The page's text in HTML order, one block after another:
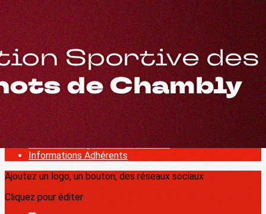
Exporter les lignes sélectionnées
Exporter toutes les colonnes
Exporter uniquement les colonnes affichées
Menu
<
>
Actualités
Contacts et informations
Horaires
Tarifs et Documents
Adhésion en ligne Tennis de Table
Informations Adhérents
Ajoutez un logo, un bouton, des réseaux sociaux
Cliquez pour éditer